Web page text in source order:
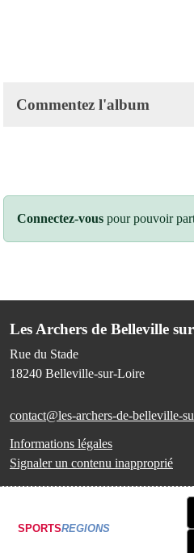
Commentez l'album
Connectez-vous pour pouvoir
Les Archers de Belleville
Rue du Stade
18240 Belleville-sur-Loire
contact@les-archers-de-belleville-
Informations légales
Signaler un contenu inapproprié
SPORTSREGIONS